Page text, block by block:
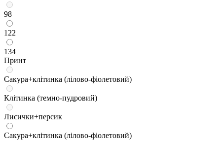
98
122
134
Принт
Сакура+клітинка (лілово-фіолетовий)
Клітинка (темно-пудровий)
Лисички+персик
Сакура+клітинка (лілово-фіолетовий)